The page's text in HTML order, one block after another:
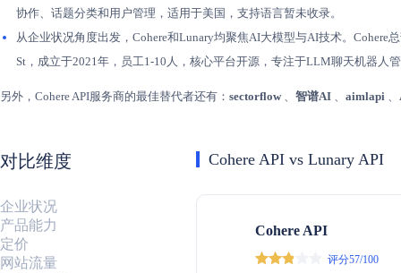
协作、话题分类和用户管理，适用于美国，支持语言暂未收录。
从企业状况角度出发，Cohere和Lunary均聚焦AI大模型与AI技术。Cohere
St，成立于2021年，员工1-10人，核心平台开源，专注于LLM聊天机器人
另外，Cohere API服务商的最佳替代者还有： sectorflow 、 智谱AI 、 aimlapi 、
对比维度
企业状况
产品能力
定价
网站流量
Cohere API vs Lunary API
Cohere API
评分57/100